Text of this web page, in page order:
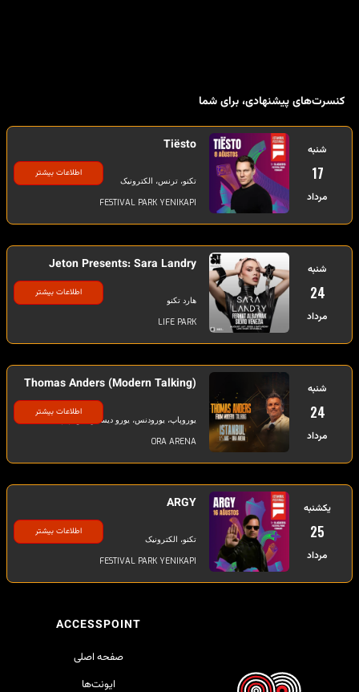
کنسرت‌های پیشنهادی، برای شما
شنبه
17
مرداد
Tiësto
تکنو، ترنس، الکترونیک
FESTIVAL PARK YENIKAPI
اطلاعات بیشتر
شنبه
24
مرداد
Jeton Presents: Sara Landry
هارد تکنو
LIFE PARK
اطلاعات بیشتر
شنبه
24
مرداد
Thomas Anders (Modern Talking)
یوروپاپ، یورودنس، یورو دیسکودنس، پاپ
ORA ARENA
اطلاعات بیشتر
یکشنبه
25
مرداد
ARGY
تکنو، الکترونیک
FESTIVAL PARK YENIKAPI
اطلاعات بیشتر
ACCESSPOINT
صفحه اصلی
ایونت‌ها